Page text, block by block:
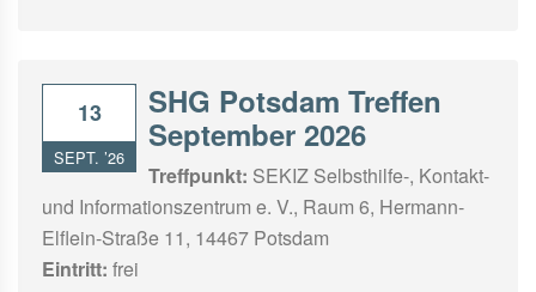
13
SEPT. ’26
SHG Potsdam Treffen
September 2026
Treffpunkt: SEKIZ Selbsthilfe-, Kontakt-
und Informationszentrum e. V., Raum 6, Hermann-
Elflein-Straße 11, 14467 Potsdam
Eintritt: frei